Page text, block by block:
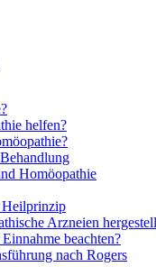
helfen?
Homöopathie
Heilprinzip
Arzneien
beachten?
nach Rogers